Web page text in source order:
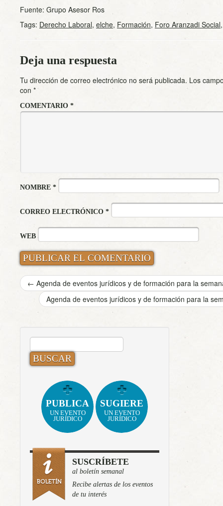
Fuente: Grupo Asesor Ros
Tags: Derecho Laboral, elche, Formación, Foro Aranzadi Social
Deja una respuesta
Tu dirección de correo electrónico no será publicada. Los
con *
COMENTARIO *
NOMBRE *
CORREO ELECTRÓNICO *
WEB
← Agenda de eventos jurídicos y de formación para la
Agenda de eventos jurídicos y de formación para la
BUSCAR:
PUBLICA
UN EVENTO
JURÍDICO
SUGIERE
UN EVENTO
JURÍDICO
SUSCRÍBETE
al boletín semanal
Recibe alertas de los eventos
de tu interés